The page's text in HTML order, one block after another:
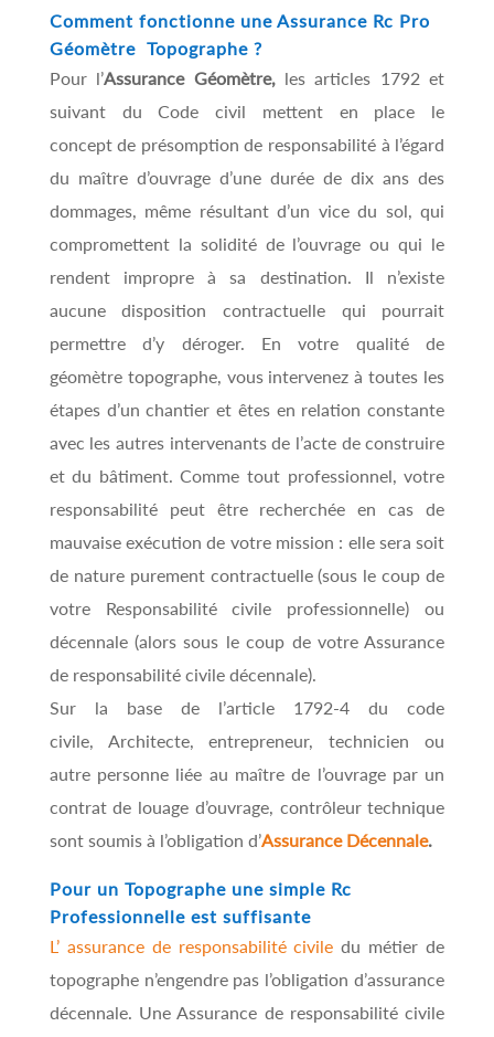
Comment fonctionne une Assurance Rc Pro
Géomètre Topographe ?
Pour l’Assurance Géomètre,les articles 1792 et
suivant du Code civil mettent en place le
concept de présomption de responsabilité à l’égard
du maître d’ouvrage d’une durée de dix ans des
dommages, même résultant d’un vice du sol, qui
compromettent la solidité de l’ouvrage ou qui le
rendent impropre à sa destination. Il n’existe
aucune disposition contractuelle qui pourrait
permettre d’y déroger. En votre qualité de
géomètre topographe, vous intervenez à toutes les
étapes d’un chantier et êtes en relation constante
avec les autres intervenants de l’acte de construire
et du bâtiment. Comme tout professionnel, votre
responsabilité peut être recherchée en cas de
mauvaise exécution de votre mission : elle sera soit
de nature purement contractuelle (sous le coup de
votre Responsabilité civile professionnelle) ou
décennale (alors sous le coup de votre Assurance
de responsabilité civile décennale).
Sur la base de l’article 1792-4 du code
civile, Architecte, entrepreneur, technicien ou
autre personne liée au maître de l’ouvrage par un
contrat de louage d’ouvrage, contrôleur technique
sont soumis à l’obligation d’Assurance Décennale.
Pour un Topographe une simple Rc
Professionnelle est suffisante
L’ assurance de responsabilité civile du métier de
topographe n’engendre pas l’obligation d’assurance
décennale. Une Assurance de responsabilité civile